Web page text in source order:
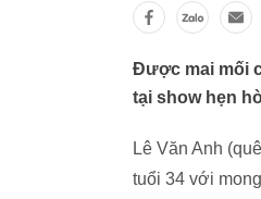
Được mai mối
tại show hẹn
Lê Văn Anh
tuổi 34 với